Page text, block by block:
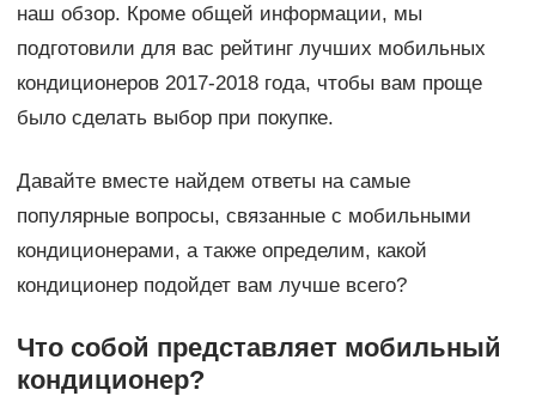
наш обзор. Кроме общей информации, мы
подготовили для вас рейтинг лучших мобильных
кондиционеров 2017-2018 года, чтобы вам проще
было сделать выбор при покупке.
Давайте вместе найдем ответы на самые
популярные вопросы, связанные с мобильными
кондиционерами, а также определим, какой
кондиционер подойдет вам лучше всего?
Что собой представляет мобильный
кондиционер?